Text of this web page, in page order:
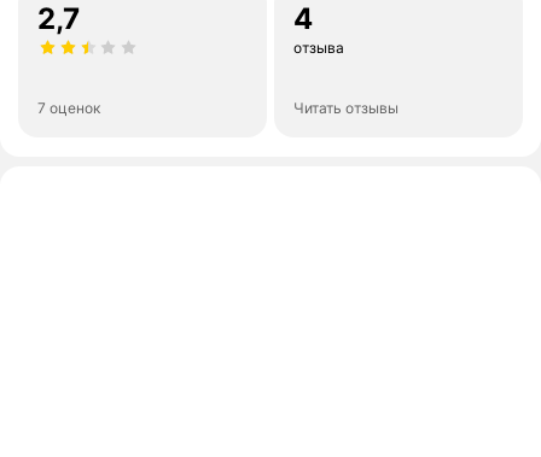
2,7
7 оценок
4
отзыва
Читать отзывы